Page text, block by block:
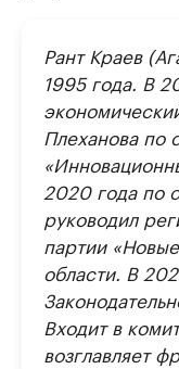
Рант Краев
1995 года. В
Плеханова по
2020 года по
руководил
партии
области. В
Входит в
возглавляет